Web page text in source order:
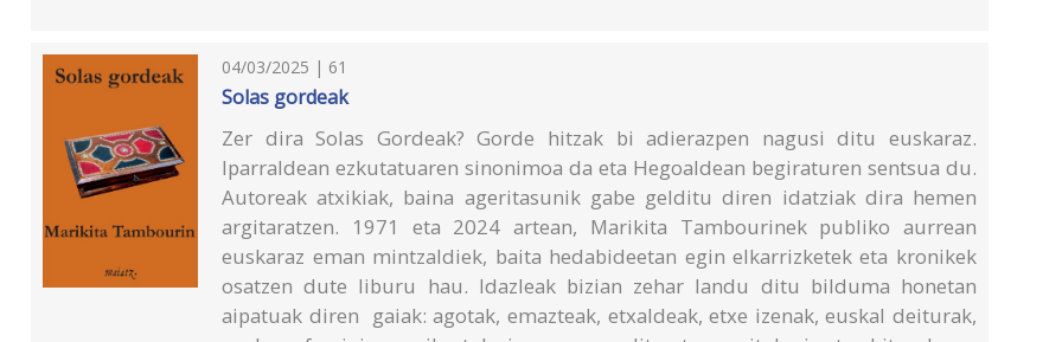
04/03/2025 | 61
Solas gordeak
Zer dira Solas Gordeak? Gorde hitzak bi adierazpen nagusi ditu euskaraz.
Iparraldean ezkutatuaren sinonimoa da eta Hegoaldean begiraturen sentsua du.
Autoreak atxikiak, baina ageritasunik gabe gelditu diren idatziak dira hemen
argitaratzen. 1971 eta 2024 artean, Marikita Tambourinek publiko aurrean
euskaraz eman mintzaldiek, baita hedabideetan egin elkarrizketek eta kronikek
osatzen dute liburu hau. Idazleak bizian zehar landu ditu bilduma honetan
aipatuak diren gaiak: agotak, emazteak, etxaldeak, etxe izenak, euskal deiturak,